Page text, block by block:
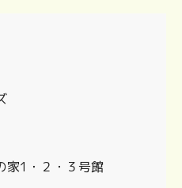
家1・２・３号館